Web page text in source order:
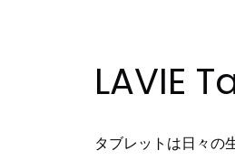
LAVIE
タブレットは日々の